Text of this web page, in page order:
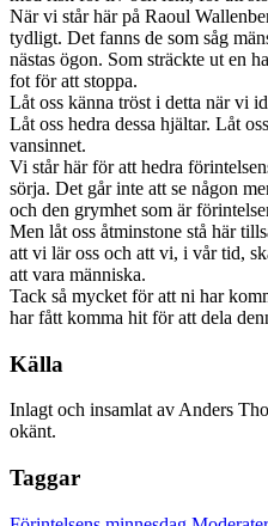
När vi står här på Raoul
tydligt. Det fanns de som såg
nästas ögon. Som sträckte ut en
fot för att stoppa.
Låt oss känna tröst i detta när vi
Låt oss hedra dessa hjältar. Låt
vansinnet.
Vi står här för att hedra
sörja. Det går inte att se någon
och den grymhet som är
Men låt oss åtminstone stå här
att vi lär oss och att vi, i vår tid,
att vara människa.
Tack så mycket för att ni har
har fått komma hit för att dela
Källa
Inlagt och insamlat av Anders
okänt.
Taggar